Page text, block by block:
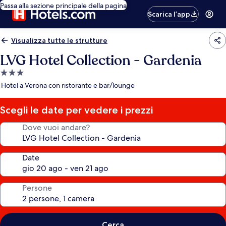
Passa alla sezione principale della pagina
Scarica l’app
Visualizza tutte le strutture
LVG Hotel Collection - Gardenia
Struttura
a
stelle
Hotel a Verona con ristorante e bar/lounge
Scegli le date per vedere i prezzi
Dove vuoi andare?
Date
Persone